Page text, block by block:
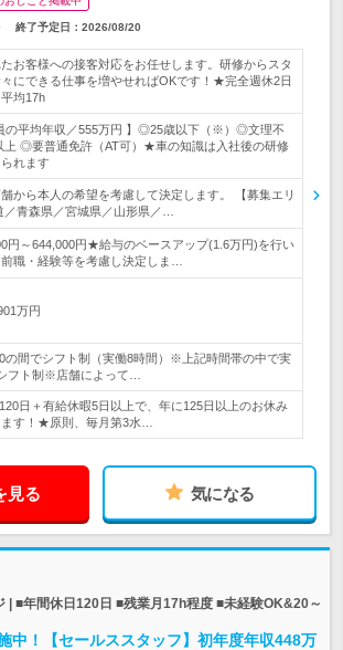
終了予定日： 2026/08/20
お客様への接客対応をお任せします。研修からスタ
にできる仕事を増やせればOKです！★完全週休2日
均17h
の平均年収／555万円 】◎25歳以下（※）◎文理不
◎要普通免許（AT可）★車の知識は入社後の研修
れます
から本人の希望を考慮して決定します。 【募集エリ
／青森県／宮城県／山形県／…
円～644,000円★給与のベースアップ(1.6万円)を行い
職・経験等を考慮し決定しま…
万円
の間でシフト制（実働8時間）※上記時間帯の中で実
フト制※店舗によって…
日＋有給休暇5日以上で、年に125日以上のお休み
ます！★原則、毎月第3水…
見る 気になる
| ■年間休日120日 ■残業月17h程度 ■未経験OK&20～
中！【セールススタッフ】初年度年収448万